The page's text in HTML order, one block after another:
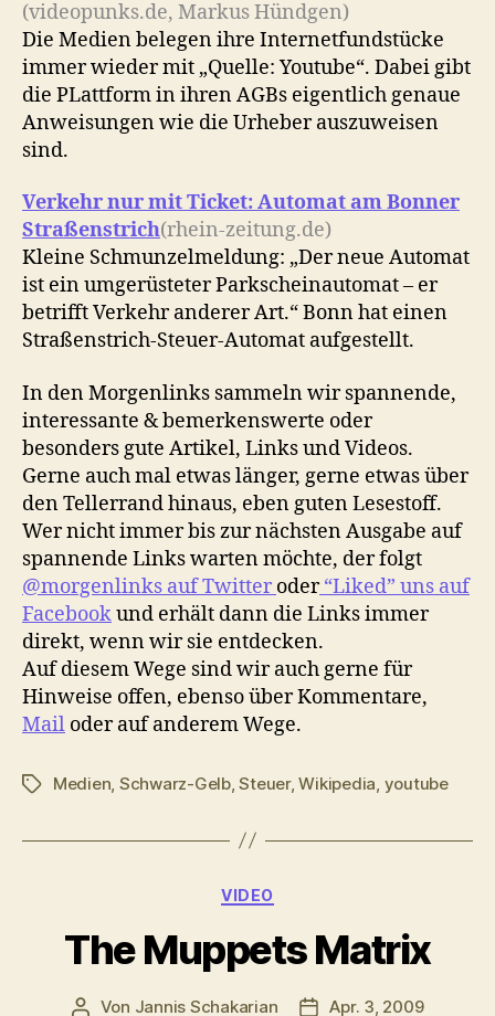
(videopunks.de, Markus Hündgen)
Die Medien belegen ihre Internetfundstücke
immer wieder mit „Quelle: Youtube“. Dabei gibt
die PLattform in ihren AGBs eigentlich genaue
Anweisungen wie die Urheber auszuweisen
sind.
Verkehr nur mit Ticket: Automat am Bonner
Straßenstrich(rhein-zeitung.de)
Kleine Schmunzelmeldung: „Der neue Automat
ist ein umgerüsteter Parkscheinautomat – er
betrifft Verkehr anderer Art.“ Bonn hat einen
Straßenstrich-Steuer-Automat aufgestellt.
In den Morgenlinks sammeln wir spannende,
interessante & bemerkenswerte oder
besonders gute Artikel, Links und Videos.
Gerne auch mal etwas länger, gerne etwas über
den Tellerrand hinaus, eben guten Lesestoff.
Wer nicht immer bis zur nächsten Ausgabe auf
spannende Links warten möchte, der folgt
@morgenlinks auf Twitter oder“Liked” uns auf
Facebookund erhält dann die Links immer
direkt, wenn wir sie entdecken.
Auf diesem Wege sind wir auch gerne für
Hinweise offen, ebenso über Kommentare,
Mail oder auf anderem Wege.
Schlagwörter
Medien, Schwarz-Gelb,Steuer,Wikipedia, youtube
Kategorien
VIDEO
The Muppets Matrix
Beitragsautor
Von Jannis Schakarian Apr. 3, 2009